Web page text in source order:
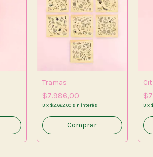
Tramas
$7.986,00
3 x $2.662,00 sin interés
Comprar
3 x